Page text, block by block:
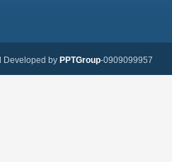
Developed by PPTGroup-0909099957